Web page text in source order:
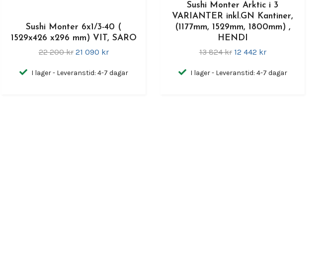
Sushi Monter 6x1/3-40 (
1529x426 x296 mm) VIT, SARO
22 200 kr 21 090 kr
I lager - Leveranstid: 4-7 dagar
Sushi Monter Arktic i 3
VARIANTER inkl.GN Kantiner,
(1177mm, 1529mm, 1800mm) ,
HENDI
13 824 kr 12 442 kr
I lager - Leveranstid: 4-7 dagar